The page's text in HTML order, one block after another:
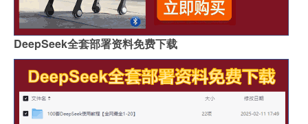
DeepSeek全套部署资料免费下载